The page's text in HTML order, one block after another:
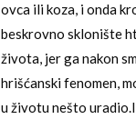
ovca ili koza, i onda
beskrovno sklonište
života, jer ga nakon
hrišćanski fenomen,
u životu nešto